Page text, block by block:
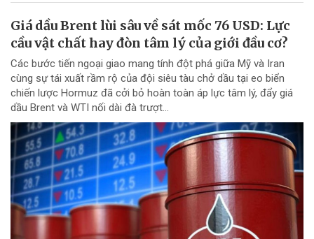
Giá dầu Brent lùi sâu về sát mốc 76 USD: Lực
cầu vật chất hay đòn tâm lý của giới đầu cơ?
Các bước tiến ngoại giao mang tính đột phá giữa Mỹ và Iran
cùng sự tái xuất rầm rộ của đội siêu tàu chở dầu tại eo biển
chiến lược Hormuz đã cởi bỏ hoàn toàn áp lực tâm lý, đẩy giá
dầu Brent và WTI nối dài đà trượt...